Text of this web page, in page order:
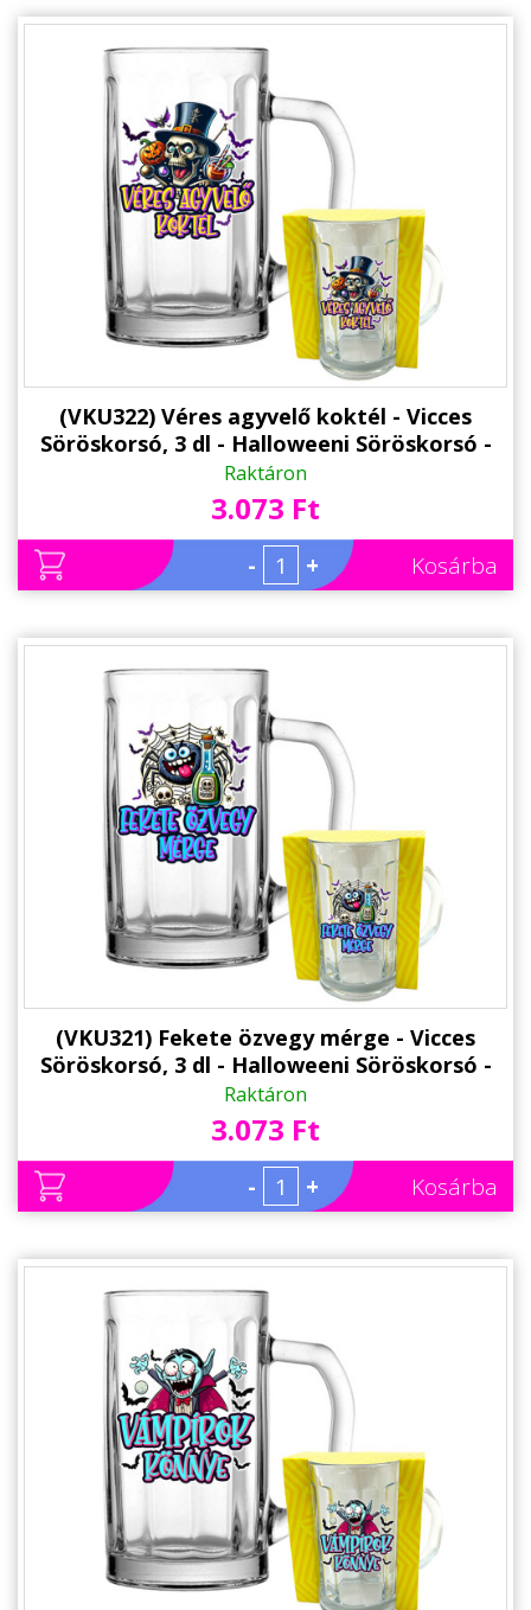
(VKU322) Véres agyvelő koktél - Vicces
Söröskorsó, 3 dl - Halloweeni Söröskorsó -
Halloween Kellék
Raktáron
3.073 Ft
- + Kosárba
(VKU321) Fekete özvegy mérge - Vicces
Söröskorsó, 3 dl - Halloweeni Söröskorsó -
Halloween Kellék
Raktáron
3.073 Ft
- + Kosárba